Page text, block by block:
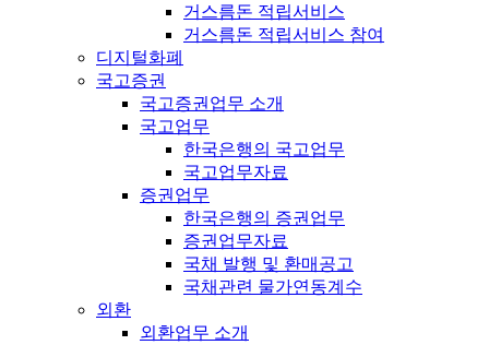
거스름돈 적립서비스
거스름돈 적립서비스 참여
디지털화폐
국고증권
국고증권업무 소개
국고업무
한국은행의 국고업무
국고업무자료
증권업무
한국은행의 증권업무
증권업무자료
국채 발행 및 환매공고
국채관련 물가연동계수
외환
외환업무 소개